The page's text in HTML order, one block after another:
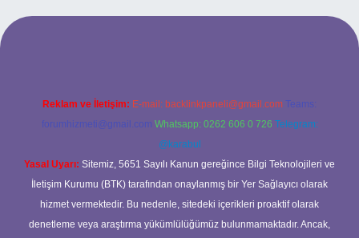
Reklam ve İletişim: E-mail: backlinkpaneli@gmail.com Teams:
forumhizmeti@gmail.com Whatsapp: 0262 606 0 726 Telegram:
@karabul
Yasal Uyarı: Sitemiz, 5651 Sayılı Kanun gereğince Bilgi Teknolojileri ve
İletişim Kurumu (BTK) tarafından onaylanmış bir Yer Sağlayıcı olarak
hizmet vermektedir. Bu nedenle, sitedeki içerikleri proaktif olarak
denetleme veya araştırma yükümlülüğümüz bulunmamaktadır. Ancak,